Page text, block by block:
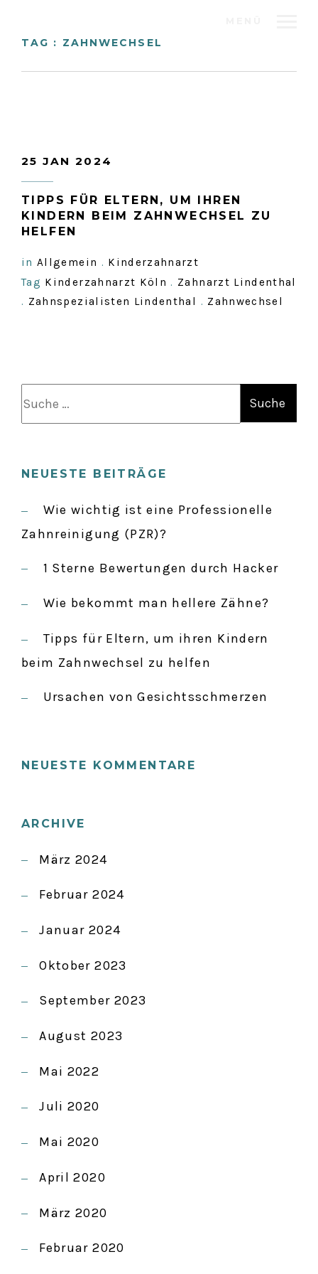
TAG : ZAHNWECHSEL
25 JAN 2024
TIPPS FÜR ELTERN, UM IHREN
KINDERN BEIM ZAHNWECHSEL ZU
HELFEN
in Allgemein . Kinderzahnarzt
Tag Kinderzahnarzt Köln . Zahnarzt Lindenthal
. Zahnspezialisten Lindenthal . Zahnwechsel
n
a
NEUESTE BEITRÄGE
Wie wichtig ist eine Professionelle
Zahnreinigung (PZR)?
1 Sterne Bewertungen durch Hacker
Wie bekommt man hellere Zähne?
Tipps für Eltern, um ihren Kindern
beim Zahnwechsel zu helfen
Ursachen von Gesichtsschmerzen
NEUESTE KOMMENTARE
ARCHIVE
März 2024
Februar 2024
Januar 2024
Oktober 2023
September 2023
August 2023
Mai 2022
Juli 2020
Mai 2020
April 2020
März 2020
Februar 2020